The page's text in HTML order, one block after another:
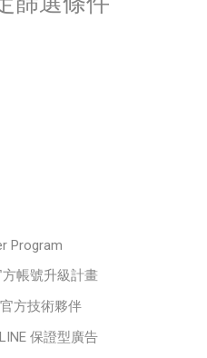
Program
方帳號升級計畫
官方技術夥伴
LINE 保證型廣告